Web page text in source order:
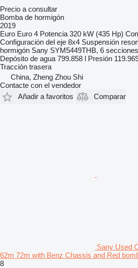
Precio a consultar
Bomba de hormigón
2019
Euro Euro 4 Potencia 320 kW (435 Hp)
Configuración del eje 8x4 Suspensión
hormigón Sany SYM5449THB, 6
Depósito de agua 799.858 l Presión
Tracción trasera
China, Zheng Zhou Shi
Contacte con el vendedor
Añadir a favoritos
Comparar
Sany Used
62m 72m with Benz Chassis and Red
8